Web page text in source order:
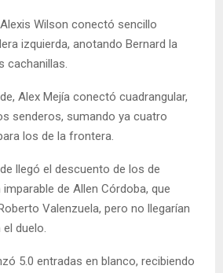
Wilson conectó sencillo
izquierda, anotando Bernard la
cachanillas.
Alex Mejía conectó cuadrangular,
senderos, sumando ya cuatro
los de la frontera.
llegó el descuento de los de
de Allen Córdoba, que
Valenzuela, pero no llegarían
duelo.
5.0 entradas en blanco, recibiendo